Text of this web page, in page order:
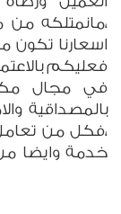
،مانمتلكه من
اسعارنا تكون
فعليكم
في مجال
بالمصداقية
،فكل من
خدمة وايضا